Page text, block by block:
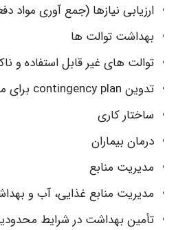
ارزیابی نیازها (جمع آوری مواد
بهداشت توالت ها
توالت های غیر قابل استفاده و
تدوین contingency plan برای مراکز خدمات سلامت
ساختار کاری
درمان بیماران
مدیریت منابع
مدیریت منابع غذایی، آب و
تأمین بهداشت در شرایط